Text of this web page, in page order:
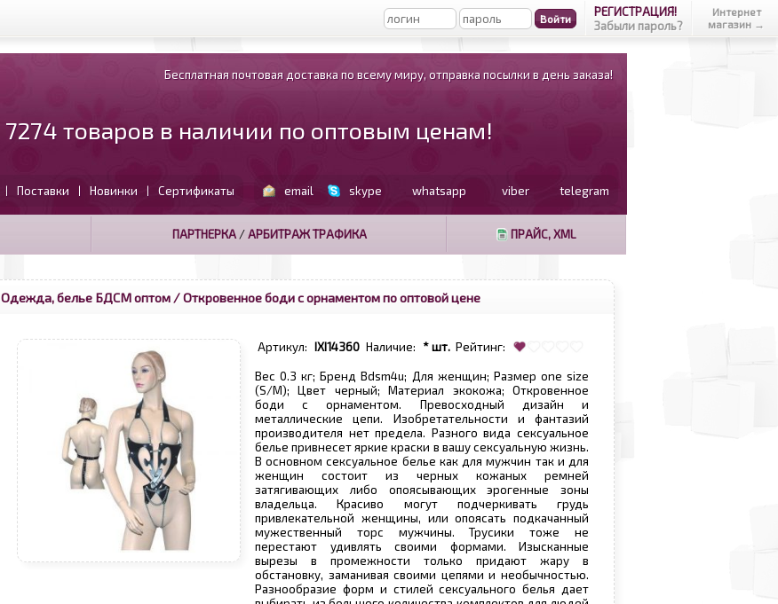
РЕГИСТРАЦИЯ!
Забыли пароль?
Интернет
магазин →
Бесплатная почтовая доставка по всему миру, отправка посылки в день заказа!
7274 товаров в наличии по оптовым ценам!
| Поставки | Новинки | Сертификаты email skype whatsapp viber telegram
ПАРТНЕРКА/АРБИТРАЖ ТРАФИКА ПРАЙС, XML
Одежда, белье БДСМ оптом / Откровенное боди с орнаментом по оптовой цене
Артикул: IXI14360 Наличие: * шт. Рейтинг:
Вес 0.3 кг; Бренд Bdsm4u; Для женщин; Размер one size
(S/M); Цвет черный; Материал экокожа; Откровенное
боди с орнаментом. Превосходный дизайн и
металлические цепи. Изобретательности и фантазий
производителя нет предела. Разного вида сексуальное
белье привнесет яркие краски в вашу сексуальную жизнь.
В основном сексуальное белье как для мужчин так и для
женщин состоит из черных кожаных ремней
затягивающих либо опоясывающих эрогенные зоны
владельца. Красиво могут подчеркивать грудь
привлекательной женщины, или опоясать подкачанный
мужественный торс мужчины. Трусики тоже не
перестают удивлять своими формами. Изысканные
вырезы в промежности только придают жару в
обстановку, заманивая своими цепями и необычностью.
Разнообразие форм и стилей сексуального белья дает